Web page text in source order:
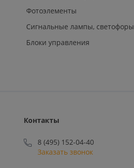
Фотоэлементы
Сигнальные лампы, светофоры
Блоки управления
Контакты
8 (495) 152-04-40
Заказать звонок